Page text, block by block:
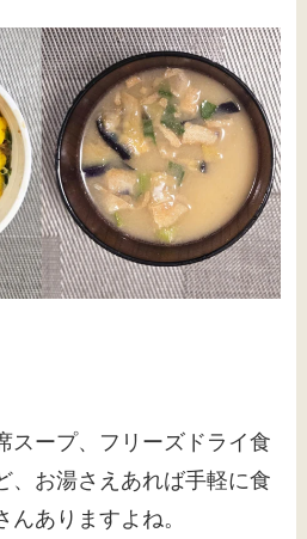
スープ、フリーズドライ食
、お湯さえあれば手軽に食
ありますよね。